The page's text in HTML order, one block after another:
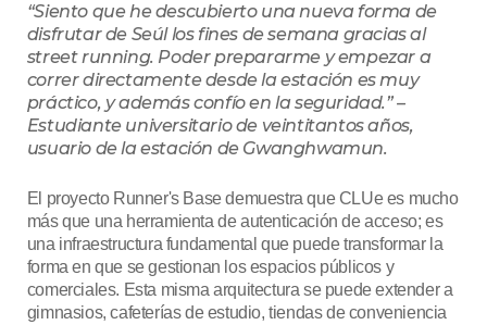
“Siento que he descubierto una nueva forma de
disfrutar de Seúl los fines de semana gracias al
street running. Poder prepararme y empezar a
correr directamente desde la estación es muy
práctico, y además confío en la seguridad.” –
Estudiante universitario de veintitantos años,
usuario de la estación de Gwanghwamun.
El proyecto Runner's Base demuestra que CLUe es mucho
más que una herramienta de autenticación de acceso; es
una infraestructura fundamental que puede transformar la
forma en que se gestionan los espacios públicos y
comerciales. Esta misma arquitectura se puede extender a
gimnasios, cafeterías de estudio, tiendas de conveniencia